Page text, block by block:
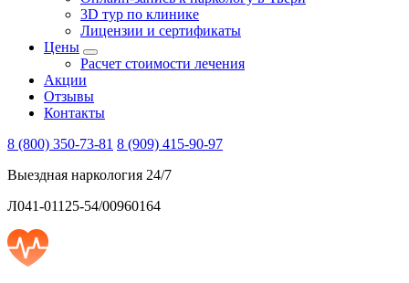
3D тур по клинике
Лицензии и сертификаты
Цены
Расчет стоимости лечения
Акции
Отзывы
Контакты
8 (800) 350-73-81 8 (909) 415-90-97
Выездная наркология 24/7
Л041-01125-54/00960164